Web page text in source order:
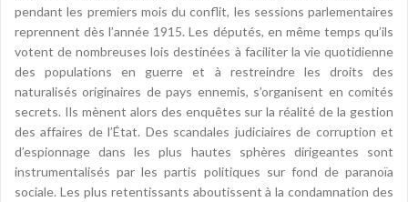
pendant les premiers mois du conflit, les sessions parlementaires
reprennent dès l’année 1915. Les députés, en même temps qu’ils
votent de nombreuses lois destinées à faciliter la vie quotidienne
des populations en guerre et à restreindre les droits des
naturalisés originaires de pays ennemis, s’organisent en comités
secrets. Ils mènent alors des enquêtes sur la réalité de la gestion
des affaires de l’État. Des scandales judiciaires de corruption et
d’espionnage dans les plus hautes sphères dirigeantes sont
instrumentalisés par les partis politiques sur fond de paranoïa
sociale. Les plus retentissants aboutissent à la condamnation des